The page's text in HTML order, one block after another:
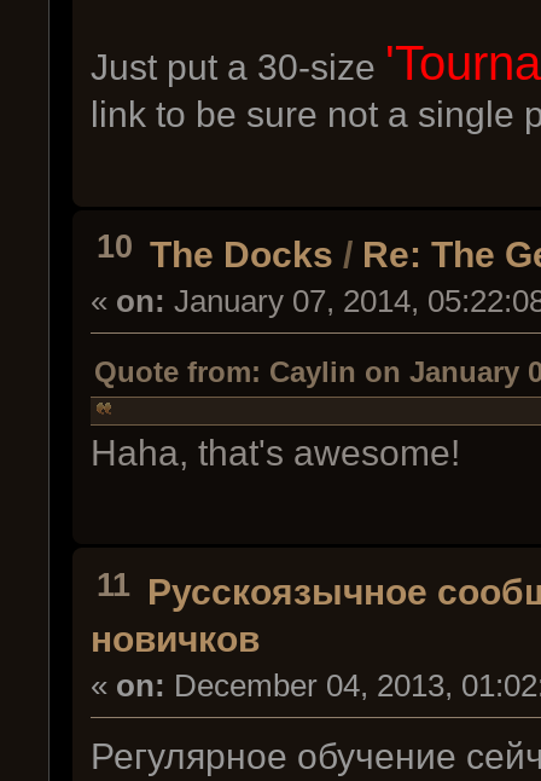
Just put a 30-size
link to be sure not a single
10 The Docks / Re: The
« on: January 07, 2014,
Quote from: Caylin on January
Haha, that's awesome!
11 Русскоязычное
новичков
« on: December 04, 2013,
Регулярное обучение